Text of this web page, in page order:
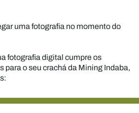
uma fotografia no momento do
fotografia digital cumpre os
para o seu crachá da Mining Indaba,